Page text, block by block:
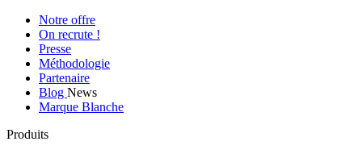
Notre offre
On recrute !
Presse
Méthodologie
Partenaire
Blog News
Marque Blanche
Produits